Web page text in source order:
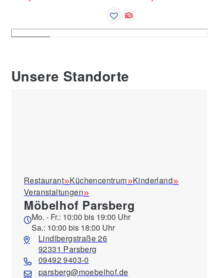
Unsere Standorte
Restaurant Küchencentrum
Kinderland
Veranstaltungen
Möbelhof Parsberg
Mo. - Fr.: 10:00 bis 19:00 Uhr
Sa.: 10:00 bis 18:00 Uhr
Lindlbergstraße 26
92331 Parsberg
09492 9403-0
parsberg@moebelhof.de